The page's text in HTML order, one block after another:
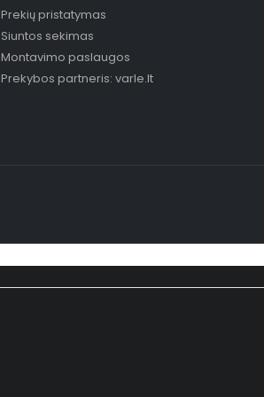
Prekių pristatymas
Siuntos sekimas
Montavimo paslaugos
Prekybos partneris: varle.lt